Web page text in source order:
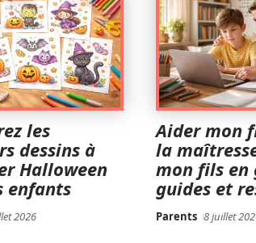
les
dessins à
Halloween
enfants
2026
Aider mon
la
mon fils en
guides et
Parents 8 juillet